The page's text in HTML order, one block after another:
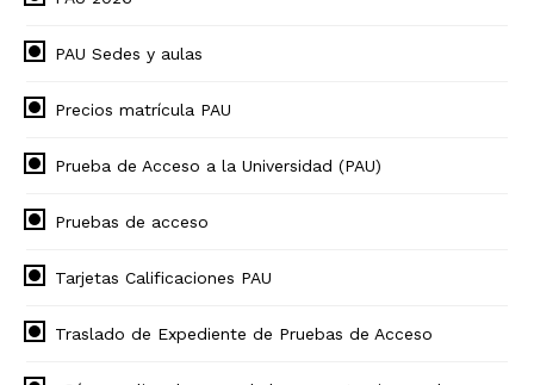
PAU Sedes y aulas
Precios matrícula PAU
Prueba de Acceso a la Universidad (PAU)
Pruebas de acceso
Tarjetas Calificaciones PAU
Traslado de Expediente de Pruebas de Acceso